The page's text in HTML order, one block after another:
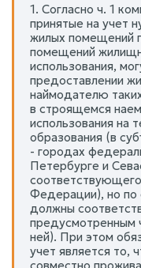
1. Согласно ч. 1
принятые на учет
жилых помещений
помещений
использования,
предоставлении
наймодателю
в строящемся
использования на
образования (в
- городах
Петербурге и
Федерации), но по
должны
предусмотренным
ней). При этом
учет является то,
совместно